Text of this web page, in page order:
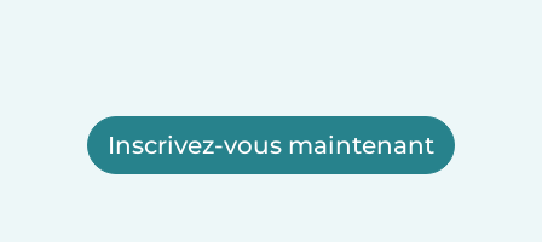
Inscrivez-vous maintenant